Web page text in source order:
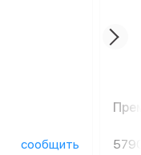
сообщить